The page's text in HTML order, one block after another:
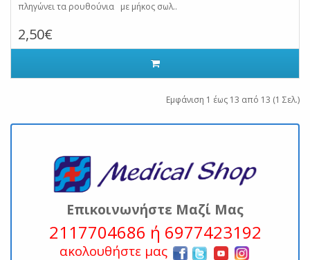
πληγώνει τα ρουθούνια με μήκος σωλ..
2,50€
Εμφάνιση 1 έως 13 από 13 (1 Σελ.)
Επικοινωνήστε Μαζί Μας
2117704686 ή 6977423192
ακολουθήστε μας